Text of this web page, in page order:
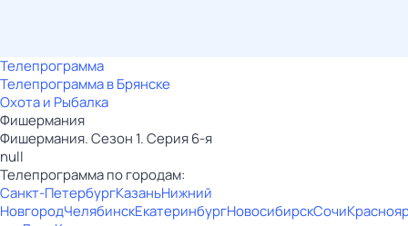
Телепрограмма
Телепрограмма в Брянске
Охота и Рыбалка
Фишермания
Фишермания. Сезон 1. Серия 6-я
null
Телепрограмма по городам:
Санкт-ПетербургКазаньНижний
НовгородЧелябинскЕкатеринбургНовосибирскСочи